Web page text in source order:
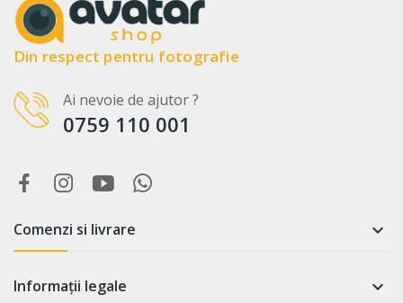
Din respect pentru fotografie
Ai nevoie de ajutor ?
0759 110 001
Comenzi si livrare 
Informații legale 